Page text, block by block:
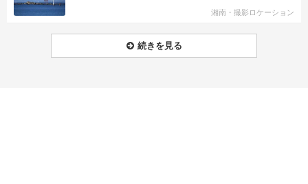
湘南・撮影ロケーション
続きを見る